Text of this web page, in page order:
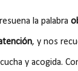
la palabra
, y nos
y acogida.